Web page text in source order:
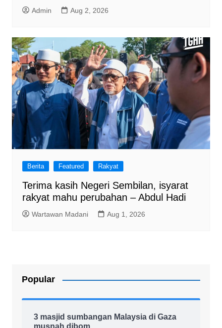
Admin Aug 2, 2026
Berita Featured Rakyat
Terima kasih Negeri Sembilan, isyarat
rakyat mahu perubahan – Abdul Hadi
Wartawan Madani Aug 1, 2026
Popular
3 masjid sumbangan Malaysia di Gaza